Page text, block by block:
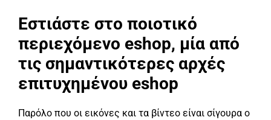
Εστιάστε στο ποιοτικό
περιεχόμενο eshop, μία από
τις σημαντικότερες αρχές
επιτυχημένου eshop
Παρόλο που οι εικόνες και τα βίντεο είναι σίγουρα ο